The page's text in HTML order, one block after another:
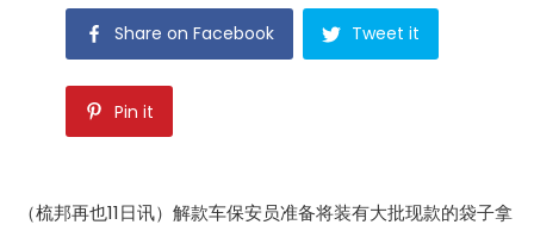
Share on Facebook Tweet it
Pin it
（梳邦再也11日讯）解款车保安员准备将装有大批现款的袋子拿